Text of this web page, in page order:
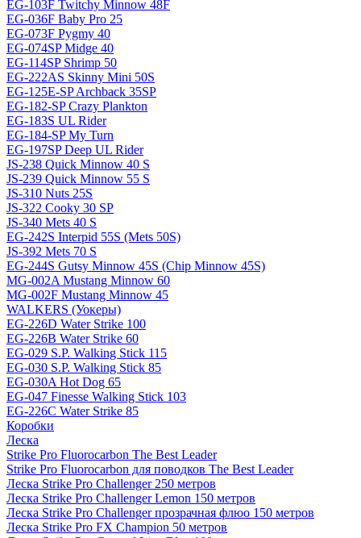
EG-103F Twitchy Minnow 48F
EG-036F Baby Pro 25
EG-073F Pygmy 40
EG-074SP Midge 40
EG-114SP Shrimp 50
EG-222AS Skinny Mini 50S
EG-125E-SP Archback 35SP
EG-182-SP Crazy Plankton
EG-183S UL Rider
EG-184-SP My Turn
EG-197SP Deep UL Rider
JS-238 Quick Minnow 40 S
JS-239 Quick Minnow 55 S
JS-310 Nuts 25S
JS-322 Cooky 30 SP
JS-340 Mets 40 S
EG-242S Interpid 55S (Mets 50S)
JS-392 Mets 70 S
EG-244S Gutsy Minnow 45S (Chip Minnow 45S)
MG-002A Mustang Minnow 60
MG-002F Mustang Minnow 45
WALKERS (Уокеры)
EG-226D Water Strike 100
EG-226B Water Strike 60
EG-029 S.P. Walking Stick 115
EG-030 S.P. Walking Stick 85
EG-030A Hot Dog 65
EG-047 Finesse Walking Stick 103
EG-226C Water Strike 85
Коробки
Леска
Strike Pro Fluorocarbon The Best Leader
Strike Pro Fluorocarbon для поводков The Best Leader
Леска Strike Pro Challenger 250 метров
Леска Strike Pro Challenger Lemon 150 метров
Леска Strike Pro Challenger прозрачная флюо 150 метров
Леска Strike Pro FX Champion 50 метров